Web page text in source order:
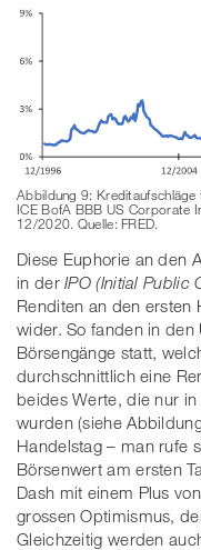
Abbildung 9: Kreditaufschläge
ICE BofA BBB US Corporate
12/2020. Quelle: FRED.
Diese Euphorie an den
in derIPO (Initial Public
Renditen an den ersten
wider. So fanden in den
Börsengänge statt,
durchschnittlich eine
beides Werte, die nur
wurden (siehe
Handelstag – man rufe
Börsenwert am ersten
Dash mit einem Plus
grossen Optimismus,
Gleichzeitig werden